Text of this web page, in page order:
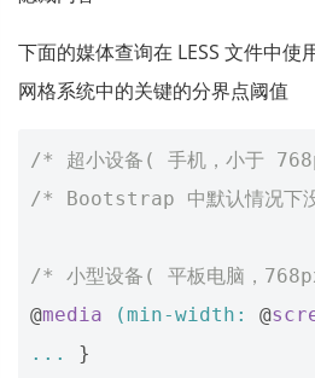
下面的媒体查询在 LESS 文件中
网格系统中的关键的分界点阈值
/* 超小设备( 手机，小于
/* Bootstrap 中默认情况下
/* 小型设备( 平板电脑，
@media (min-width : @
...
}